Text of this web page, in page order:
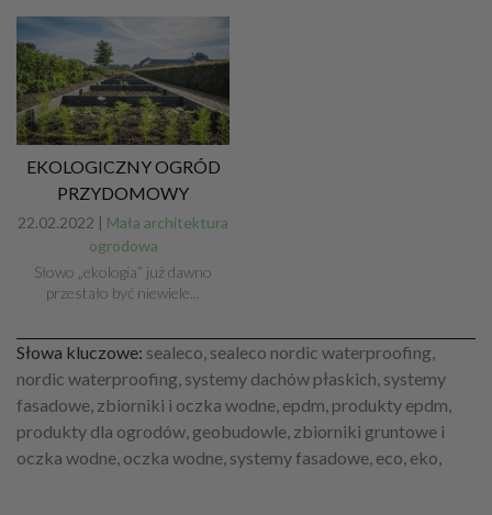
EKOLOGICZNY OGRÓD
PRZYDOMOWY
22.02.2022 | Mała architektura
ogrodowa
Słowo „ekologia” już dawno
przestało być niewiele...
Słowa kluczowe: sealeco, sealeco nordic waterproofing,
nordic waterproofing, systemy dachów płaskich, systemy
fasadowe, zbiorniki i oczka wodne, epdm, produkty epdm,
produkty dla ogrodów, geobudowle, zbiorniki gruntowe i
oczka wodne, oczka wodne, systemy fasadowe, eco, eko,